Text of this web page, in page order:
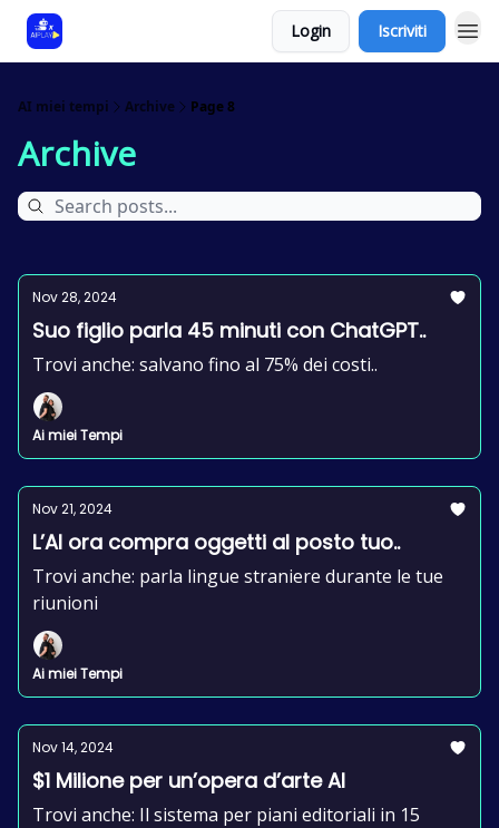
Login Iscriviti
AI miei tempi Archive Page 8
Archive
Nov 28, 2024
Suo figlio parla 45 minuti con ChatGPT..
Trovi anche: salvano fino al 75% dei costi..
Ai miei Tempi
Nov 21, 2024
L’AI ora compra oggetti al posto tuo..
Trovi anche: parla lingue straniere durante le tue
riunioni
Ai miei Tempi
Nov 14, 2024
$1 Milione per un’opera d’arte AI
Trovi anche: Il sistema per piani editoriali in 15